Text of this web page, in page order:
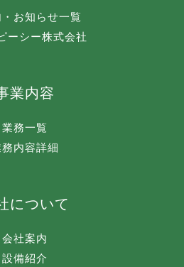
・お知らせ一覧
ーシー株式会社
業内容
業務一覧
内容詳細
について
会社案内
設備紹介